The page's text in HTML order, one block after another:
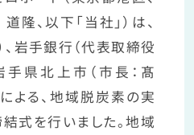
隆、以下「当社」）は、
岩手銀行（代表取締役
手県北上市（市長：髙
よる、地域脱炭素の実
式を行いました。地域